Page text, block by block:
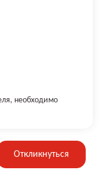
необходимо
Откликнуться